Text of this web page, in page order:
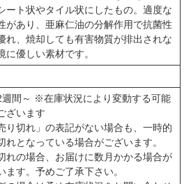
ート状やタイル状にしたもの。適度な
があり、亜麻仁油の分解作用で抗菌性
れ、焼却しても有害物質が排出されな
に優しい素材です。
週間～ ※在庫状況により変動する可能
ざいます
り切れ」の表記がない場合も、一時的
れとなっている場合がございます。
れの場合、お届けに数月かかる場合が
ます。予めご了承下さい。